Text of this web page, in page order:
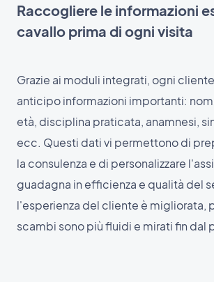
Raccogliere le informazioni
cavallo prima di ogni visita
Grazie ai moduli integrati, ogni
anticipo informazioni importanti:
età, disciplina praticata, anamnesi,
ecc. Questi dati vi permettono di
la consulenza e di personalizzare
guadagna in efficienza e qualità del
l'esperienza del cliente è migliorata,
scambi sono più fluidi e mirati fin dal